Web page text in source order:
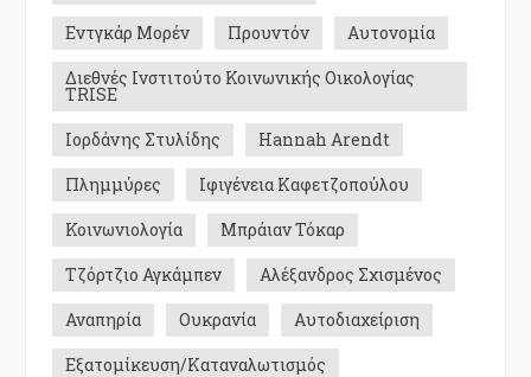
Εντγκάρ Μορέν
Προυντόν
Αυτονομία
Διεθνές Ινστιτούτο Κοινωνικής Οικολογίας
TRISE
Ιορδάνης Στυλίδης
Hannah Arendt
Πλημμύρες
Ιφιγένεια Καφετζοπούλου
Κοινωνιολογία
Μπράιαν Τόκαρ
Τζόρτζιο Αγκάμπεν
Αλέξανδρος Σχισμένος
Αναπηρία
Ουκρανία
Αυτοδιαχείριση
Εξατομίκευση/Καταναλωτισμός